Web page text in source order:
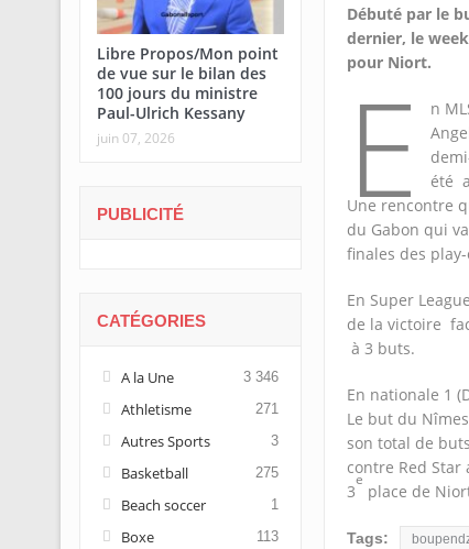
Débuté par le
dernier, le
pour Niort.
E
n
été
Une rencontre
du Gabon qui
finales des
En Super
de la victoire
à 3 buts.
En nationale 1
Le but du
son total de
contre Red Star
3
e
place de
Tags:
Libre Propos/Mon point
de vue sur le bilan des
100 jours du ministre
Paul-Ulrich Kessany
juin 07, 2026
PUBLICITÉ
CATÉGORIES
A la Une 3 346
Athletisme 271
Autres Sports 3
Basketball 275
Beach soccer 1
Boxe 113